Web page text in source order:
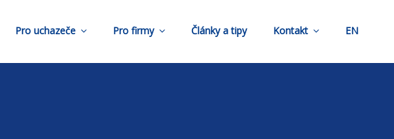
Pro uchazeče Pro firmy Články a tipy Kontakt EN